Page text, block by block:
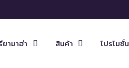
ยามาฮ่า สินค้า โปรโมชั่น